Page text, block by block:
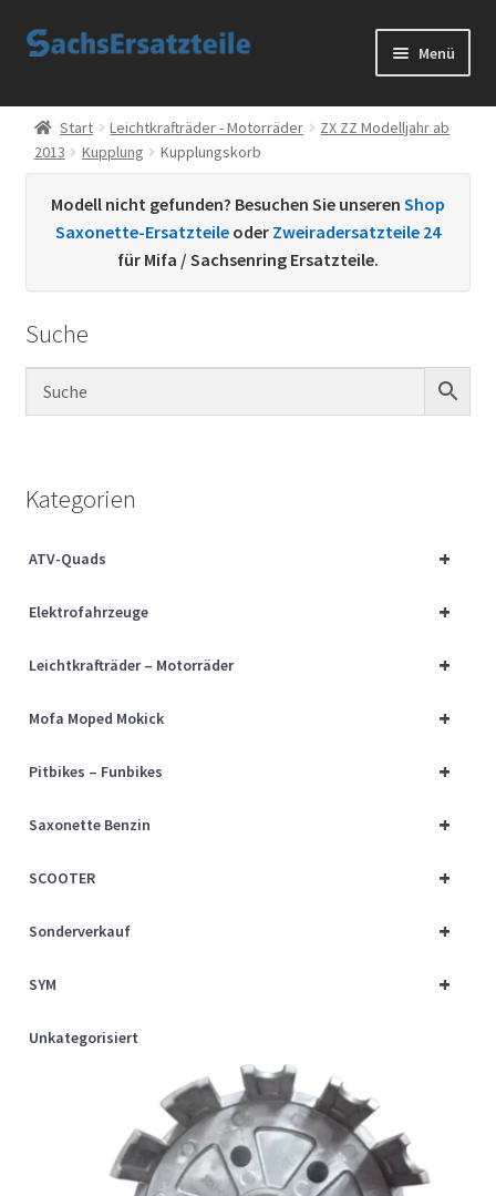
Zur
Zum
Menü
Start
AGB
Datenschutzerklärung
Kontakt
Sachs Ersatzteile
Über uns
Start Leichtkrafträder - Motorräder
ZX ZZ Modelljahr ab
2013
Kupplung Kupplungskorb
Modell nicht gefunden? Besuchen Sie unseren Shop
Saxonette-Ersatzteile oder Zweiradersatzteile 24
für Mifa / Sachsenring Ersatzteile.
Suche
Kategorien
+
ATV-Quads
+
Elektrofahrzeuge
+
Leichtkrafträder – Motorräder
+
Mofa Moped Mokick
+
Pitbikes – Funbikes
+
Saxonette Benzin
+
SCOOTER
+
Sonderverkauf
+
SYM
Unkategorisiert